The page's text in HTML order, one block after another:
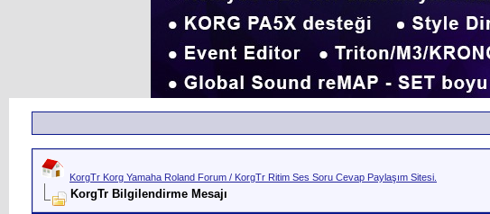
KorgTr Korg Yamaha Roland Forum / KorgTr Ritim Ses Soru Cevap Paylaşım Sitesi.
KorgTr Bilgilendirme Mesajı